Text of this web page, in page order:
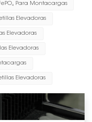
Para Montacargas
Elevadoras
Elevadoras
Elevadoras
Elevadoras